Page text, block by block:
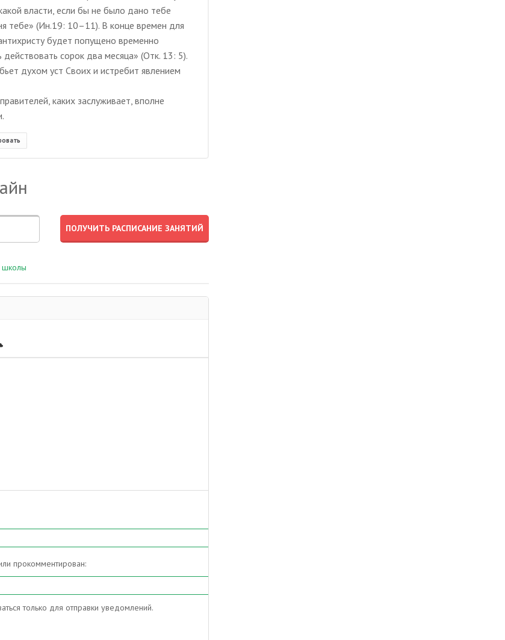
власти, если бы не было дано тебе
тебе» (Ин.19: 10–11). В конце времен для
будет попущено временно
сорок два месяца» (Отк. 13: 5).
духом уст Своих и истребит явлением
каких заслуживает, вполне
школы
прокомментирован:
только для отправки уведомлений.